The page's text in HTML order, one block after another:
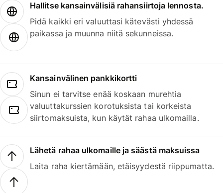
Hallitse kansainvälisiä rahansiirtoja lennosta.
Pidä kaikki eri valuuttasi kätevästi yhdessä
paikassa ja muunna niitä sekunneissa.
Kansainvälinen pankkikortti
Sinun ei tarvitse enää koskaan murehtia
valuuttakurssien korotuksista tai korkeista
siirtomaksuista, kun käytät rahaa ulkomailla.
Lähetä rahaa ulkomaille ja säästä maksuissa
Laita raha kiertämään, etäisyydestä riippumatta.